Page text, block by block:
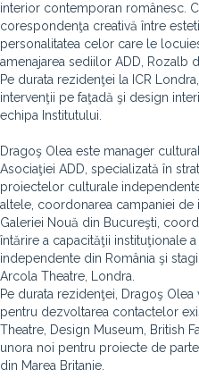
interior contemporan românesc.
corespondenţa creativă între
personalitatea celor care le
amenajarea sediilor ADD, Rozalb
Pe durata rezidenţei la ICR
intervenţii pe faţadă şi design
echipa Institutului.
Dragoş Olea este manager
Asociaţiei ADD, specializată în
proiectelor culturale
altele, coordonarea campaniei de
Galeriei Nouă din Bucureşti,
întărire a capacităţii instituţionale
independente din România şi
Arcola Theatre, Londra.
Pe durata rezidenţei, Dragoş
pentru dezvoltarea contactelor
Theatre, Design Museum, British
unora noi pentru proiecte de
din Marea Britanie.